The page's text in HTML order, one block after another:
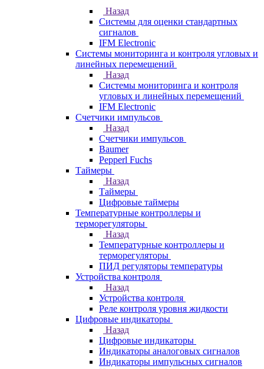
Назад
Системы для оценки стандартных
сигналов
IFM Electronic
Системы мониторинга и контроля угловых и
линейных перемещений
Назад
Системы мониторинга и контроля
угловых и линейных перемещений
IFM Electronic
Счетчики импульсов
Назад
Счетчики импульсов
Baumer
Pepperl Fuchs
Таймеры
Назад
Таймеры
Цифровые таймеры
Температурные контроллеры и
терморегуляторы
Назад
Температурные контроллеры и
терморегуляторы
ПИД регуляторы температуры
Устройства контроля
Назад
Устройства контроля
Реле контроля уровня жидкости
Цифровые индикаторы
Назад
Цифровые индикаторы
Индикаторы аналоговых сигналов
Индикаторы импульсных сигналов